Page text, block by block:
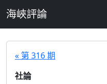
海峽評論
« 第 316 期
社論